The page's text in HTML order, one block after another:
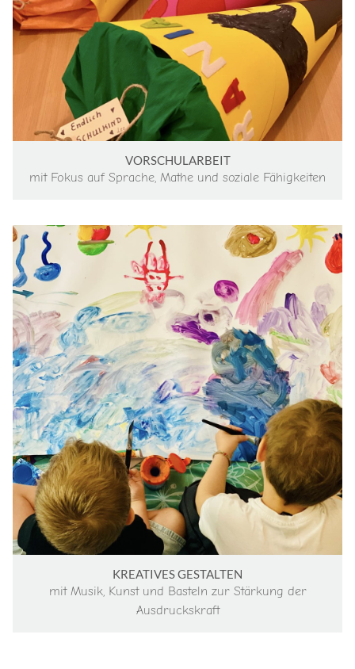
VORSCHULARBEIT
mit Fokus auf Sprache, Mathe und soziale Fähigkeiten
KREATIVES GESTALTEN
mit Musik, Kunst und Basteln zur Stärkung der
Ausdruckskraft